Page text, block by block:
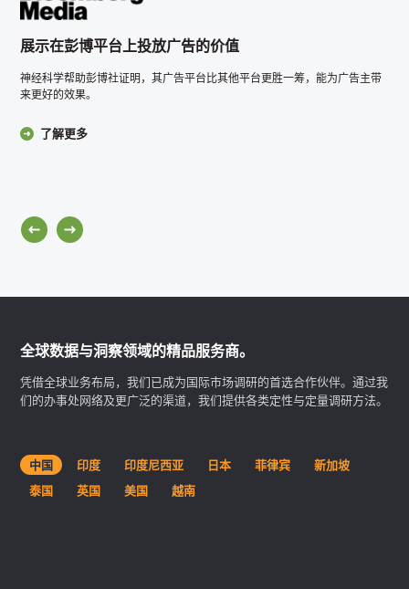
展示在彭博平台上投放广告的价值
神经科学帮助彭博社证明，其广告平台比其他平台更胜一筹，能为广告主带
来更好的效果。
了解更多
全球数据与洞察领域的精品服务商。
凭借全球业务布局，我们已成为国际市场调研的首选合作伙伴。通过我
们的办事处网络及更广泛的渠道，我们提供各类定性与定量调研方法。
中国 印度 印度尼西亚 日本 菲律宾
新加坡
泰国
英国 美国 越南